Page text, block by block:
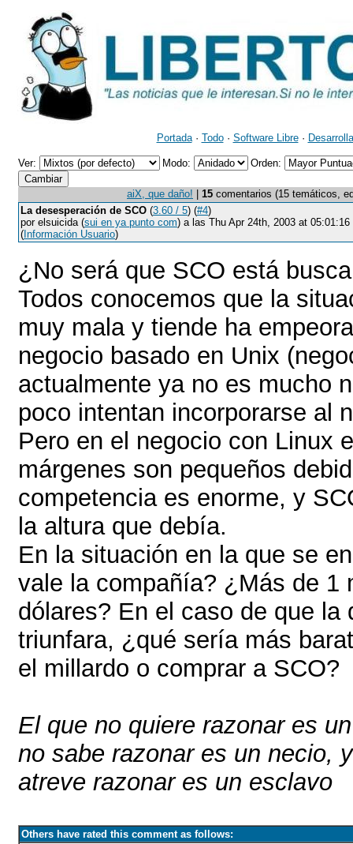
Portada· Todo· Software Libre·
Ver: Modo: Orden:
aiX, que daño! 15 comentarios (15 temáticos,
La desesperación de SCO (3.60 / 5) (#4)
por elsuicida (sui en ya punto com) a las Thu Apr 24th, 2003 at
( Información Usuario)
¿No será que SCO está
Todos conocemos que la
muy mala y tiende ha
negocio basado en Unix
actualmente ya no es mucho
poco intentan incorporarse al
Pero en el negocio con Linux
márgenes son pequeños
competencia es enorme, y
la altura que debía.
En la situación en la que se
vale la compañía? ¿Más de 1
dólares? En el caso de que la
triunfara, ¿qué sería más
el millardo o comprar a SCO?
El que no quiere razonar es
no sabe razonar es un necio,
atreve razonar es un esclavo
Others have rated this comment as follows: